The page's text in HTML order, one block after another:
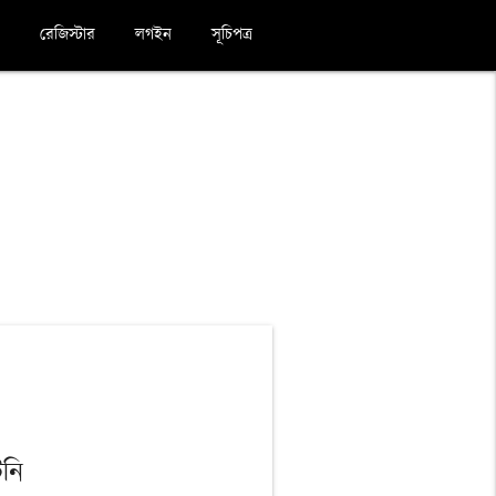
সূচিপত্র
লগইন
রেজিস্টার